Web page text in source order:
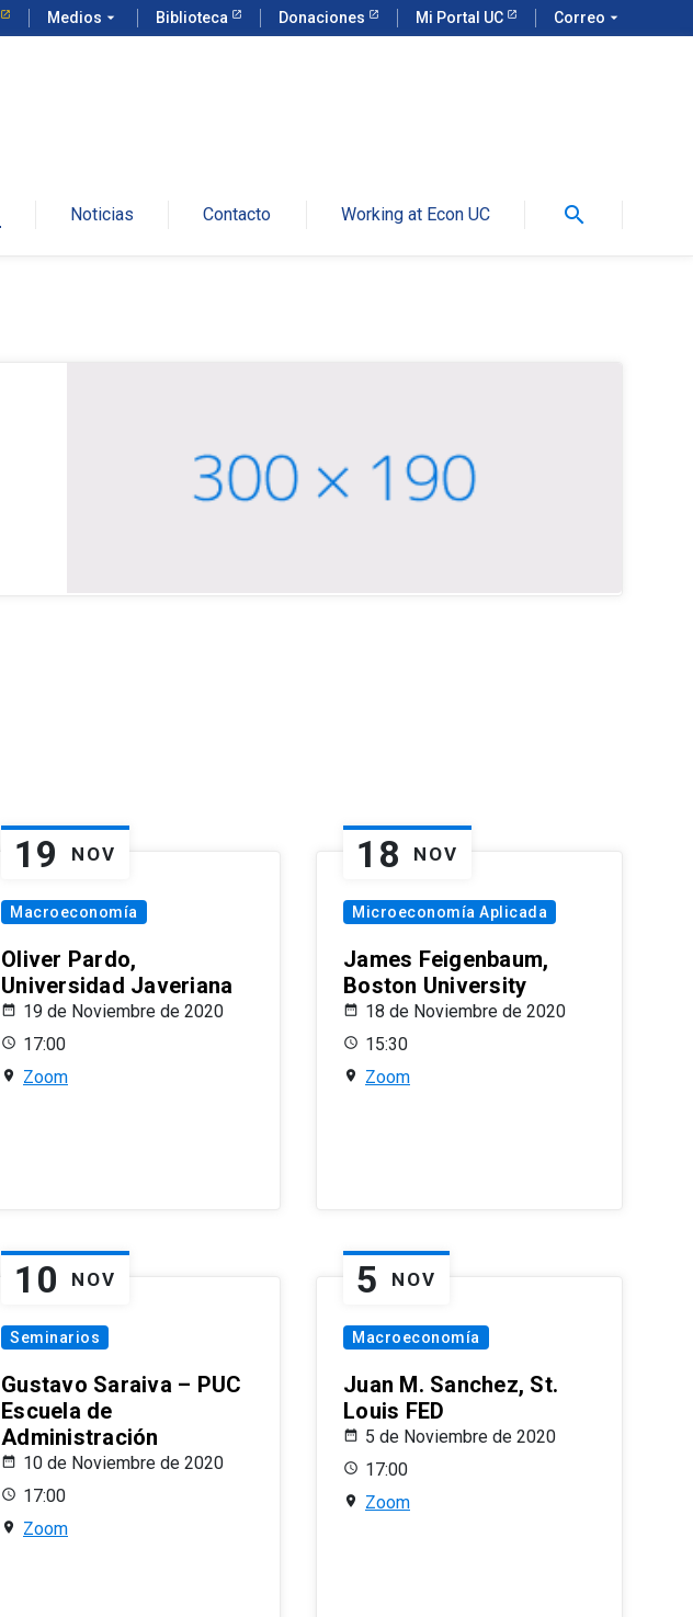
Medios arrow_drop_down Biblioteca Donaciones Mi Portal UC Correo arrow_drop_down
Noticias Contacto Working at Econ UC search
19 NOV
Macroeconomía
Oliver Pardo,
Universidad Javeriana
19 de Noviembre de 2020
17:00
Zoom
18 NOV
Microeconomía Aplicada
James Feigenbaum,
Boston University
18 de Noviembre de 2020
15:30
Zoom
10 NOV
Seminarios
Gustavo Saraiva – PUC
Escuela de
Administración
10 de Noviembre de 2020
17:00
Zoom
5 NOV
Macroeconomía
Juan M. Sanchez, St.
Louis FED
5 de Noviembre de 2020
17:00
Zoom